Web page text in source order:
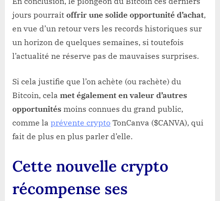
jours pourrait offrir une solide opportunité d’achat,
en vue d’un retour vers les records historiques sur
un horizon de quelques semaines, si toutefois
l’actualité ne réserve pas de mauvaises surprises.
Si cela justifie que l’on achète (ou rachète) du
Bitcoin, cela met également en valeur d’autres
opportunités moins connues du grand public,
comme la prévente crypto TonCanva ($CANVA), qui
fait de plus en plus parler d’elle.
Cette nouvelle crypto
récompense ses